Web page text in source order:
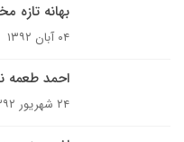
بهانه تازه
۰۴ آبان ۱۳۹۲
احمد طعمه
۲۴ شهریور ۱۳۹۲